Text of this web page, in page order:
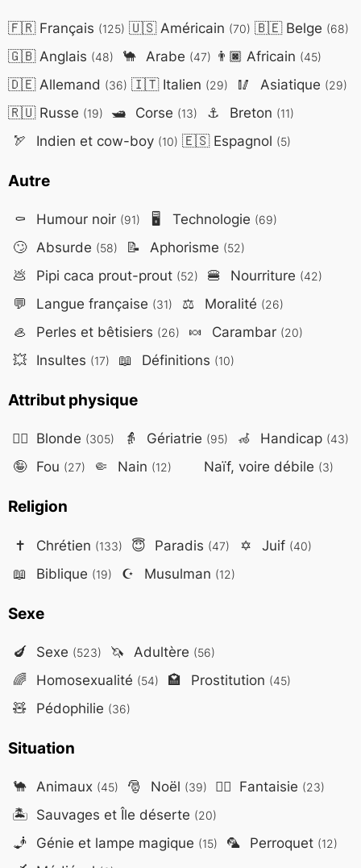
🇫🇷Français (125) 🇺🇸Américain (70) 🇧🇪Belge (68)
🇬🇧Anglais (48) 🐪 Arabe (47) 👨🏿 Africain (45)
🇩🇪Allemand (36) 🇮🇹Italien (29) 🥢 Asiatique (29)
🇷🇺Russe (19) 🛥️ Corse (13) ⚓ Breton (11)
🏹 Indien et cow-boy (10) 🇪🇸Espagnol (5)
Autre
⚰️ Humour noir (91) 🖥️ Technologie (69)
🙄 Absurde (58) 📝 Aphorisme (52)
💩 Pipi caca prout-prout (52) 🍔 Nourriture (42)
💬 Langue française (31) ⚖️ Moralité (26)
🦪 Perles et bêtisiers (26) 🍬 Carambar (20)
💥 Insultes (17) 📖 Définitions (10)
Attribut physique
👱‍♀️ Blonde (305) 👵 Gériatrie (95) 🦽 Handicap (43)
🤪 Fou (27) 🤏 Nain (12) Naïf, voire débile (3)
Religion
✝️ Chrétien (133) 😇 Paradis (47) ✡️ Juif (40)
📖 Biblique (19) ☪️ Musulman (12)
Sexe
🍆 Sexe (523) 🦄 Adultère (56)
🌈 Homosexualité (54) 🏩 Prostitution (45)
🧸 Pédophilie (36)
Situation
🐪 Animaux (45) 🎅 Noël (39) 🧙‍♂️ Fantaisie (23)
🏝️ Sauvages et Île déserte (20)
🧞 Génie et lampe magique (15) 🦜 Perroquet (12)